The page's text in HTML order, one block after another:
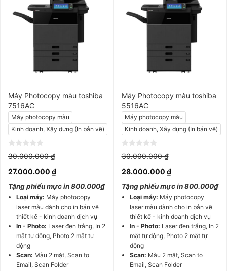
Máy Photocopy màu toshiba
7516AC
Máy photocopy màu
Kinh doanh, Xây dựng (In bản vẽ)
0
out
of
5
30.000.000₫
27.000.000 ₫Giá
là:
27.000.000 ₫.
Tặng phiếu mực in 800.000₫
Loại máy: Máy photocopy
laser màu dành cho in bản vẽ
thiết kế - kinh doanh dịch vụ
In - Photo: Laser đen trắng, In 2
mặt tự động, Photo 2 mặt tự
động
Scan: Màu 2 mặt, Scan to
Email, Scan Folder
Máy Photocopy màu toshiba
5516AC
Máy photocopy màu
Kinh doanh, Xây dựng (In bản vẽ)
0
out
of
5
30.000.000₫
30.000.000 ₫.
28.000.000 ₫Giá
hiện
là:
28.000.000 ₫.
Tặng phiếu mực in 800.000₫
Loại máy: Máy photocopy
laser màu dành cho in bản vẽ
thiết kế - kinh doanh dịch vụ
In - Photo: Laser đen trắng, In 2
mặt tự động, Photo 2 mặt tự
động
Scan: Màu 2 mặt, Scan to
Email, Scan Folder